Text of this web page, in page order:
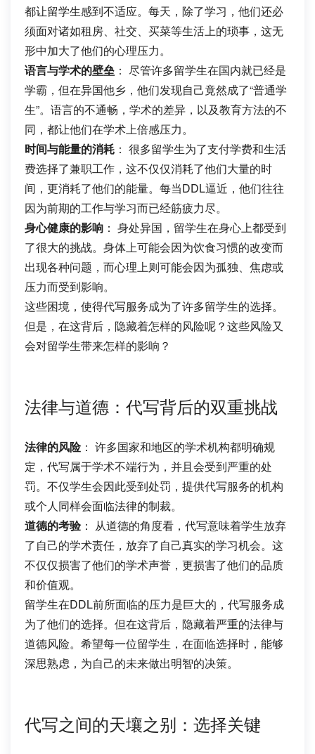
都让留学生感到不适应。每天，除了学习，他们还必
须面对诸如租房、社交、买菜等生活上的琐事，这无
形中加大了他们的心理压力。
语言与学术的壁垒 ： 尽管许多留学生在国内就已经是
学霸，但在异国他乡，他们发现自己竟然成了“普通学
生”。语言的不通畅，学术的差异，以及教育方法的不
同，都让他们在学术上倍感压力。
时间与能量的消耗 ： 很多留学生为了支付学费和生活
费选择了兼职工作，这不仅仅消耗了他们大量的时
间，更消耗了他们的能量。每当DDL逼近，他们往往
因为前期的工作与学习而已经筋疲力尽。
身心健康的影响 ： 身处异国，留学生在身心上都受到
了很大的挑战。身体上可能会因为饮食习惯的改变而
出现各种问题，而心理上则可能会因为孤独、焦虑或
压力而受到影响。
这些困境，使得代写服务成为了许多留学生的选择。
但是，在这背后，隐藏着怎样的风险呢？这些风险又
会对留学生带来怎样的影响？
法律与道德：代写背后的双重挑战
法律的风险： 许多国家和地区的学术机构都明确规
定，代写属于学术不端行为，并且会受到严重的处
罚。不仅学生会因此受到处罚，提供代写服务的机构
或个人同样会面临法律的制裁。
道德的考验： 从道德的角度看，代写意味着学生放弃
了自己的学术责任，放弃了自己真实的学习机会。这
不仅仅损害了他们的学术声誉，更损害了他们的品质
和价值观。
留学生在DDL前所面临的压力是巨大的，代写服务成
为了他们的选择。但在这背后，隐藏着严重的法律与
道德风险。希望每一位留学生，在面临选择时，能够
深思熟虑，为自己的未来做出明智的决策。
代写之间的天壤之别：选择关键